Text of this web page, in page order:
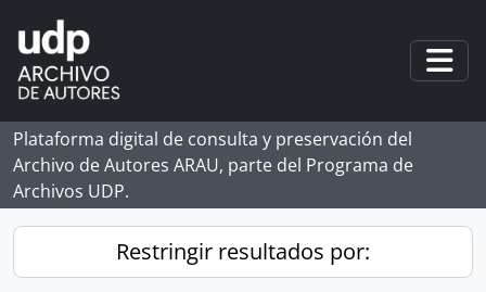
Skip to main content
Plataforma digital de consulta y preservación del
Archivo de Autores ARAU, parte del Programa de
Archivos UDP.
Restringir resultados por: